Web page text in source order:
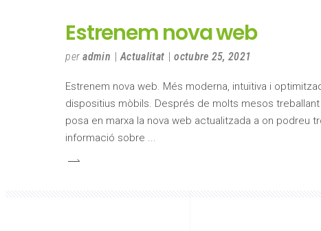
Estrenem nova web
peradmin Actualitat octubre 25, 2021
Estrenem nova web. Més moderna, intuïtiva i
dispositius mòbils. Després de molts mesos treballant
posa en marxa la nova web actualitzada a on podreu
informació sobre